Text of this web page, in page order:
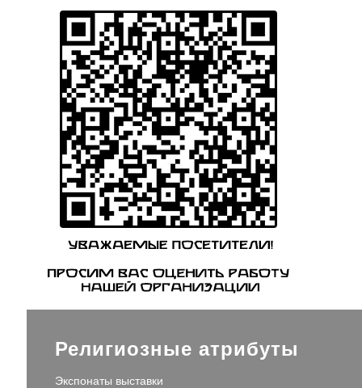
Религиозные атрибуты
Экспонаты выставки